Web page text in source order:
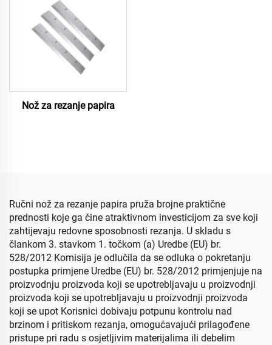
Nož za rezanje papira
Ručni nož za rezanje papira pruža brojne praktične
prednosti koje ga čine atraktivnom investicijom za sve koji
zahtijevaju redovne sposobnosti rezanja. U skladu s
člankom 3. stavkom 1. točkom (a) Uredbe (EU) br.
528/2012 Komisija je odlučila da se odluka o pokretanju
postupka primjene Uredbe (EU) br. 528/2012 primjenjuje na
proizvodnju proizvoda koji se upotrebljavaju u proizvodnji
proizvoda koji se upotrebljavaju u proizvodnji proizvoda
koji se upot Korisnici dobivaju potpunu kontrolu nad
brzinom i pritiskom rezanja, omogućavajući prilagođene
pristupe pri radu s osjetljivim materijalima ili debelim